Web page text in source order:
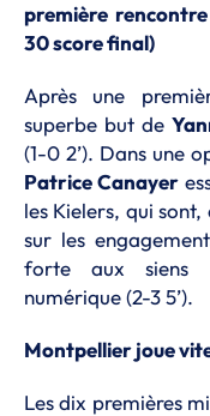
première
30 score final)
Après une
superbe but de
(1-0 2’). Dans une
Patrice Canayer
les Kielers, qui
sur les
forte aux siens
numérique (2-3 5’).
Montpellier joue
Les dix premières